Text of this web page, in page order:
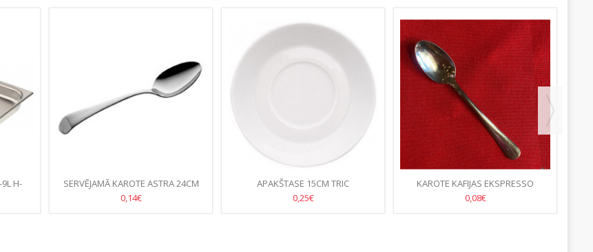
H-
SERVĒJAMĀ KAROTE ASTRA 24CM
0,14€
APAKŠTASE 15CM TRIC
0,25€
KAROTE KAFIJAS EKSPRESSO
STRESA
0,08€